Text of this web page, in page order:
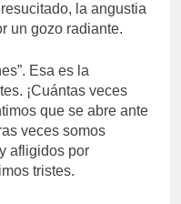
la angustia
un gozo radiante.
Esa es la
¡Cuántas veces
que se abre ante
veces somos
afligidos por
tristes.